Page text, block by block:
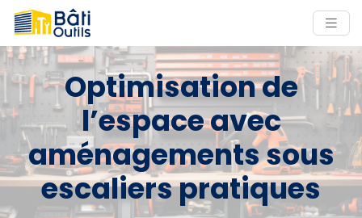
Optimisation de
l’espace avec
aménagements sous
escaliers pratiques